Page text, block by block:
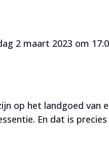
2 maart 2023 om
op het landgoed van
En dat is